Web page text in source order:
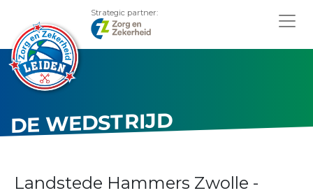
Strategic partner:
DE WEDSTRIJD
Landstede Hammers Zwolle -